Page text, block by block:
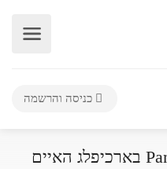
כניסה והרשמה
סיציליה האי פנריאה Panarea בארכיפלג האיים